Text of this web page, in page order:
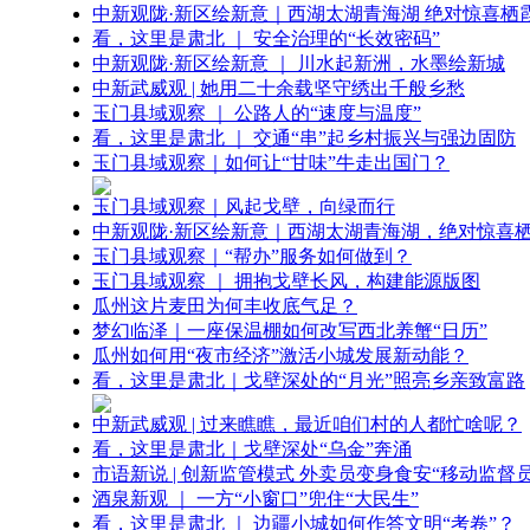
中新观陇·新区绘新意｜西湖太湖青海湖 绝对惊喜栖
看，这里是肃北 ｜ 安全治理的“长效密码”
中新观陇·新区绘新意 ｜ 川水起新洲，水墨绘新城
中新武威观 | 她用二十余载坚守绣出千般乡愁
玉门县域观察 ｜ 公路人的“速度与温度”
看，这里是肃北 ｜ 交通“串”起乡村振兴与强边固防
玉门县域观察｜如何让“甘味”牛走出国门？
玉门县域观察｜风起戈壁，向绿而行
中新观陇·新区绘新意｜西湖太湖青海湖，绝对惊喜
玉门县域观察｜“帮办”服务如何做到？
玉门县域观察 ｜ 拥抱戈壁长风，构建能源版图
瓜州这片麦田为何丰收底气足？
梦幻临泽｜一座保温棚如何改写西北养蟹“日历”
瓜州如何用“夜市经济”激活小城发展新动能？
看，这里是肃北｜戈壁深处的“月光”照亮乡亲致富路
中新武威观 | 过来瞧瞧，最近咱们村的人都忙啥呢？
看，这里是肃北｜戈壁深处“乌金”奔涌
市语新说 | 创新监管模式 外卖员变身食安“移动监督
酒泉新观 ｜ 一方“小窗口”兜住“大民生”
看，这里是肃北 ｜ 边疆小城如何作答文明“考卷”？